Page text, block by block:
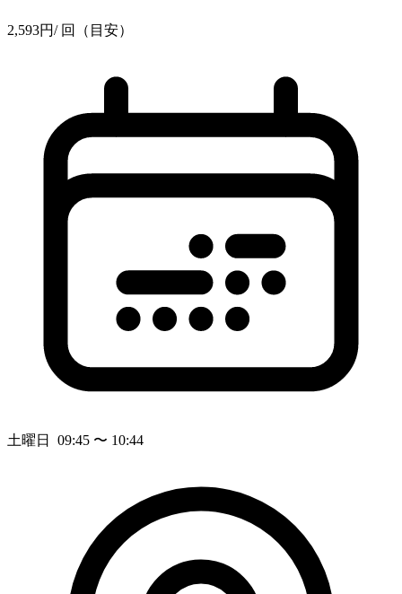
2,593円/ 回（目安）
土曜日 09:45 〜 10:44